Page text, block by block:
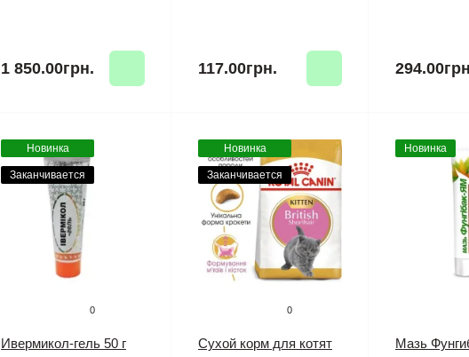
1 850.00грн. 117.00грн.
Новинка
Заканчивается
0
Ивермикол-гель 50 г
Новинка
Заканчивается
0
Сухой корм для котят
Новинка
Мазь